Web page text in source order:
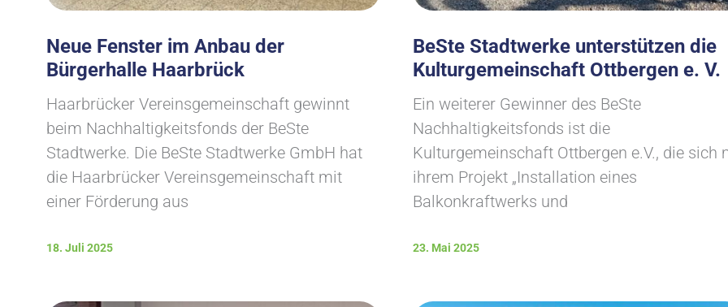
Neue Fenster im Anbau der
Bürgerhalle Haarbrück
Haarbrücker Vereinsgemeinschaft gewinnt
beim Nachhaltigkeitsfonds der BeSte
Stadtwerke. Die BeSte Stadtwerke GmbH hat
die Haarbrücker Vereinsgemeinschaft mit
einer Förderung aus
18. Juli 2025
BeSte Stadtwerke unterstützen die
Kulturgemeinschaft Ottbergen e. V.
Ein weiterer Gewinner des BeSte
Nachhaltigkeitsfonds ist die
Kulturgemeinschaft Ottbergen e.V., die sich
ihrem Projekt „Installation eines
Balkonkraftwerks und
23. Mai 2025